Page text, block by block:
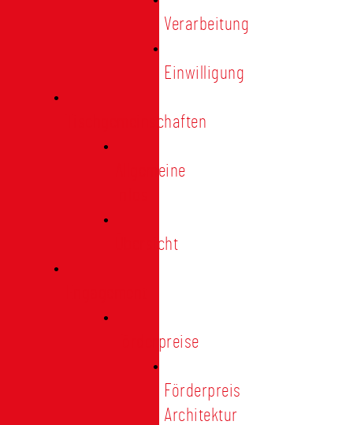
Verarbeitung
Einwilligung
Tischgemeinschaften
Allgemeine
Übersicht
Förderpreise
Förderpreis
Architektur